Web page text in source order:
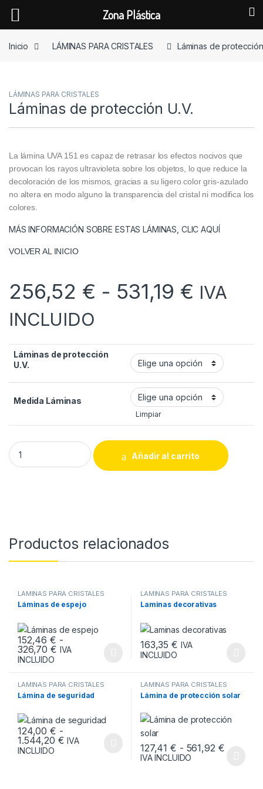
Inicio
LÁMINAS PARA CRISTALES Láminas de
LÁMINAS PARA CRISTALES
Láminas de protección U.V.
La lámina UVA 151 es capaz de retrasar los efectos nocivos que
provocan los rayos ultravioleta sobre los objetos, lo que reduce la
decoloración de los mismos, gracias a su ligero color gris-azulado
no altera en modo alguno la transparencia del cristal ni modifica los
colores.
MÁS INFORMACIÓN SOBRE ESTAS LÁMINAS, CLIC AQUÍ
VOLVER AL INICIO
256,52 € - 531,19 € IVA
INCLUIDO
Láminas de protección
U.V.
Medida Láminas
Limpiar
Láminas de protección U.V. quantity
Añadir al carrito
Productos relacionados
LÁMINAS PARA CRISTALES
Láminas de espejo
152,46€ -
326,70€Rango de precios: desde 152,46 € hasta
IVA
INCLUIDO
Este producto tiene múltiples variantes. Las opciones se
LÁMINAS PARA CRISTALES
Laminas decorativas
163,35€ IVA
INCLUIDO
Este producto tiene múltiples
LÁMINAS PARA CRISTALES
Lámina de seguridad
124,00€ -
1.544,20 €Rango de precios: desde 124,00 € hasta
IVA
INCLUIDO
Este producto tiene múltiples variantes. Las opciones se
LÁMINAS PARA CRISTALES
Lámina de protección solar
127,41€ - 561,92 €Rango
IVA INCLUIDO
Este producto tiene múltiples
Zona Plástica